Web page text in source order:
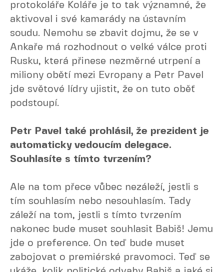
protokoláře Koláře je to tak významné, že
aktivoval i své kamarády na ústavním
soudu. Nemohu se zbavit dojmu, že se v
Ankaře má rozhodnout o velké válce proti
Rusku, která přinese nezměrné utrpení a
miliony obětí mezi Evropany a Petr Pavel
jde světové lídry ujistit, že on tuto oběť
podstoupí.
Petr Pavel také prohlásil, že prezident je
automaticky vedoucím delegace.
Souhlasíte s tímto tvrzením?
Ale na tom přece vůbec nezáleží, jestli s
tím souhlasím nebo nesouhlasím. Tady
záleží na tom, jestli s tímto tvrzením
nakonec bude muset souhlasit Babiš! Jemu
jde o preference. On teď bude muset
zabojovat o premiérské pravomoci. Teď se